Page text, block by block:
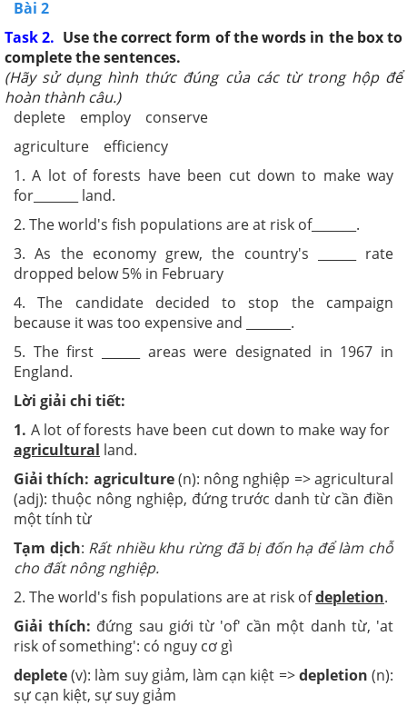
Bài 2
Task 2. Use the correct form of the words in the box to
complete the sentences.
(Hãy sử dụnghình thức đúng của các từ trong hộp để
hoàn thành câu.)
deplete employ conserve
agriculture efficiency
1. A lot of forests have been cut down to make way
for_______ land.
2. The world's fish populations are at risk of_______.
3. As the economy grew, the country's ______ rate
dropped below 5% in February
4. The candidate decided to stop the campaign
because it was too expensive and _______.
5. The first ______ areas were designated in 1967 in
England.
Lời giải chi tiết:
1. A lot of forests have been cut down to make way for
agricultural land.
Giải thích: agriculture(n): nông nghiệp => agricultural
(adj): thuộc nông nghiệp, đứng trước danh từ cần điền
một tính từ
Tạm dịch: Rất nhiều khu rừng đã bị đốn hạ để làm chỗ
cho đất nông nghiệp.
2. The world's fish populations are at risk ofdepletion.
Giải thích: đứng sau giới từ 'of' cần một danh từ, 'at
risk of something': có nguy cơ gì
deplete(v): làm suy giảm, làm cạn kiệt =>depletion (n):
sự cạn kiệt, sự suy giảm